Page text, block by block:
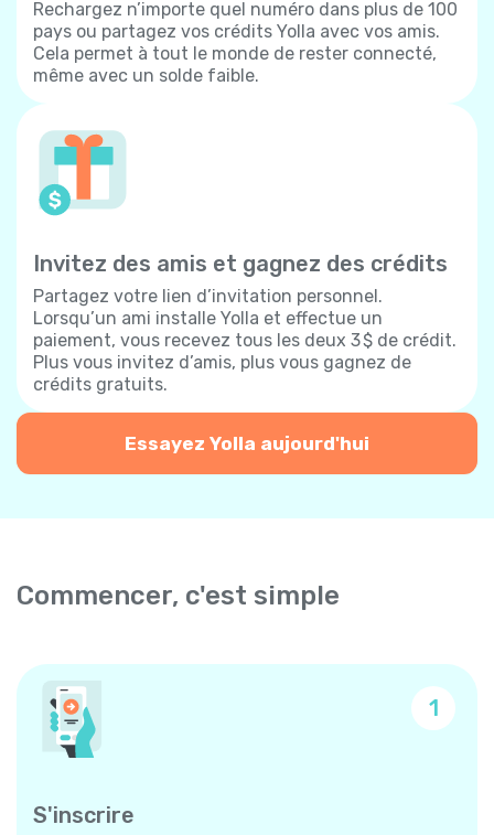
Rechargez n’importe quel numéro dans plus de 100
pays ou partagez vos crédits Yolla avec vos amis.
Cela permet à tout le monde de rester connecté,
même avec un solde faible.
Invitez des amis et gagnez des crédits
Partagez votre lien d’invitation personnel.
Lorsqu’un ami installe Yolla et effectue un
paiement, vous recevez tous les deux 3 $ de crédit.
Plus vous invitez d’amis, plus vous gagnez de
crédits gratuits.
Essayez Yolla aujourd'hui
Commencer, c'est simple
1
S'inscrire